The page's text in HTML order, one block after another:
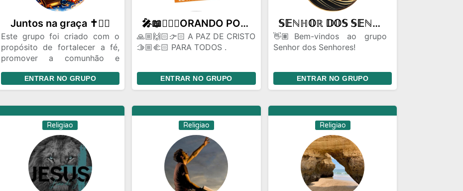
Juntos na graça ✝️❤️‍🔥
Este grupo foi criado com o
propósito de fortalecer a fé,
promover a comunhão e
Aqui buscamos crescer
espiritualmente através da
ENTRAR NO GRUPO
🎤📖🙇🏻‍♂️ORANDO POR🫵🏻 VOCÊ 🫵🏻✨ 🛐✝️🙌📖🎤
🙏🏼🙌🏻👉🏻 A PAZ DE CRISTO
🫱🏼‍🫲🏻 PARA TODOS .
oração com
🙌🏻 Deus abençoe a Todos .
Salmos 133: 📖Oh! Quão bom e
quão suave é que os irmãos
vivem em união!
👉🏻 O que é permitido no grupo
ENTRAR NO GRUPO
𝕊𝔼ℕℍ𝕆ℝ 𝔻𝕆𝕊 𝕊𝔼ℕℍ𝕆ℝ𝔼𝕊 ESTUDOS BÍBLICOS 📖
👋🏽Bem-vindos ao grupo
Senhor dos Senhores!
fé e à comunidade. Para
manter um ambiente
ENTRAR NO GRUPO
Religiao Religiao Religiao